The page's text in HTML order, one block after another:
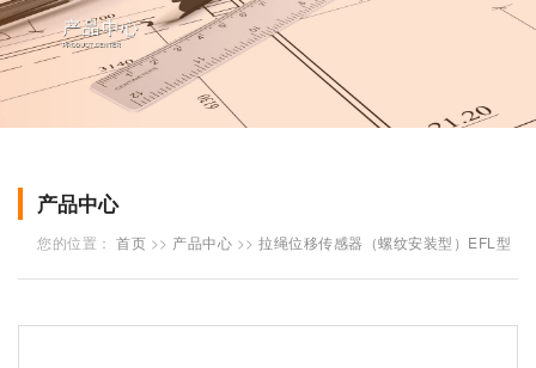
产品中心
您的位置： 首页 >> 产品中心 >> 拉绳位移传感器（螺纹安装型）EFL型